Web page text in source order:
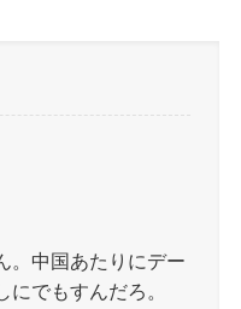
。中国あたりにデー
でもすんだろ。